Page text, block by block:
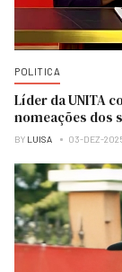
POLITICA
Líder da UNITA
nomeações dos
BY LUISA 03-DEZ-